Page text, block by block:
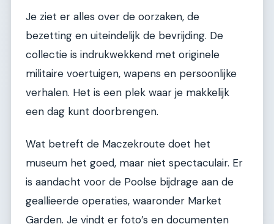
Je ziet er alles over de oorzaken, de
bezetting en uiteindelijk de bevrijding. De
collectie is indrukwekkend met originele
militaire voertuigen, wapens en persoonlijke
verhalen. Het is een plek waar je makkelijk
een dag kunt doorbrengen.
Wat betreft de Maczekroute doet het
museum het goed, maar niet spectaculair. Er
is aandacht voor de Poolse bijdrage aan de
geallieerde operaties, waaronder Market
Garden. Je vindt er foto’s en documenten